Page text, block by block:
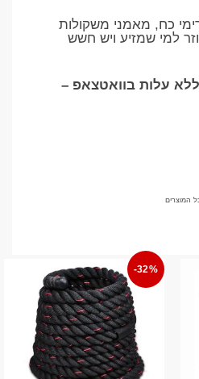
כח, מאמני משקולות
למי שמזיע ויש חשש
ללא עלות בוואטצאפ –
המוצרים
-32%